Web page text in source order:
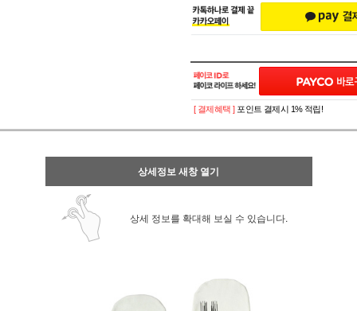
[ 결제혜택 ] 포인트 결제시 1% 적립!
상세정보 새창 열기
상세 정보를 확대해 보실 수 있습니다.